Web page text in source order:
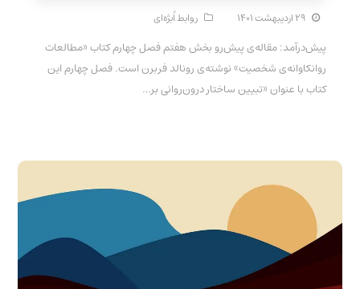
۲۹ اردیبهشت ۱۴۰۱ روابط اُبژه‌ای
پیش‌درآمد: مقاله‌ی پیش‌رو بخش هفتم فصل چهارم کتاب «مطالعات
روانکاوانه‌ی شخصیت» نوشته‌ی رونالد فربرن است. فصل چهارم این
کتاب با عنوان «تبیین ساختار درون‌روانی بر…